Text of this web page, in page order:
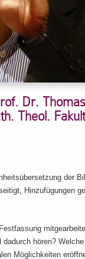
Dr.
Theol.
der
Hinzufügungen
hören?
Möglichkeiten